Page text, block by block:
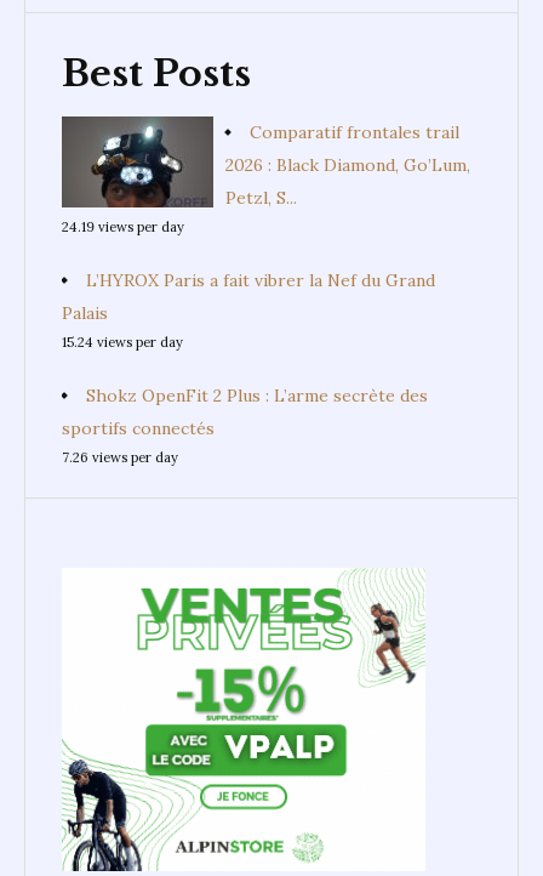
Best Posts
Comparatif frontales trail
2026 : Black Diamond, Go’Lum,
Petzl, S...
24.19 views per day
L’HYROX Paris a fait vibrer la Nef du Grand
Palais
15.24 views per day
Shokz OpenFit 2 Plus : L’arme secrète des
sportifs connectés
7.26 views per day